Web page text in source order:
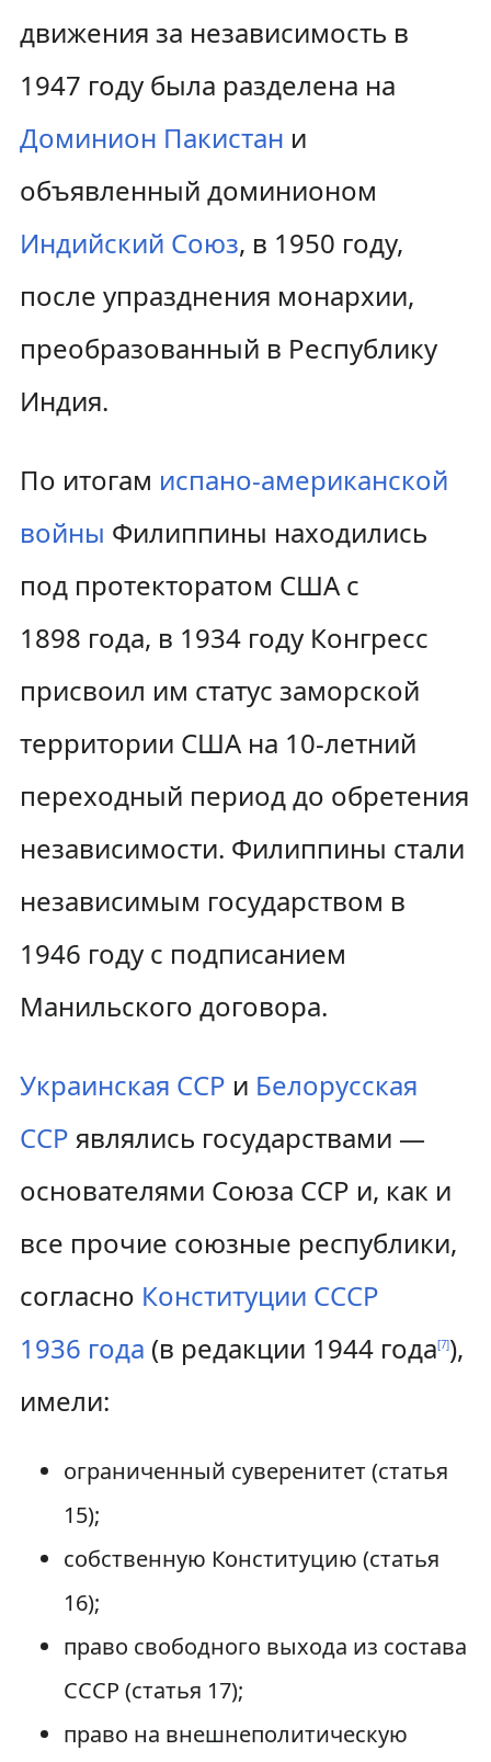
движения за независимость в
1947 году была разделена на
Доминион Пакистан и
объявленный доминионом
Индийский Союз, в 1950 году,
после упразднения монархии,
преобразованный в Республику
Индия.
По итогам испано-американской
войны Филиппины находились
под протекторатом США с
1898 года, в 1934 году Конгресс
присвоил им статус заморской
территории США на 10-летний
переходный период до обретения
независимости. Филиппины стали
независимым государством в
1946 году с подписанием
Манильского договора.
Украинская ССР и Белорусская
ССР являлись государствами —
основателями Союза ССР и, как и
все прочие союзные республики,
согласно Конституции СССР
1936 года (в редакции 1944 года[7]),
имели:
ограниченный суверенитет (статья
15);
собственную Конституцию (статья
16);
право свободного выхода из состава
СССР (статья 17);
право на внешнеполитическую